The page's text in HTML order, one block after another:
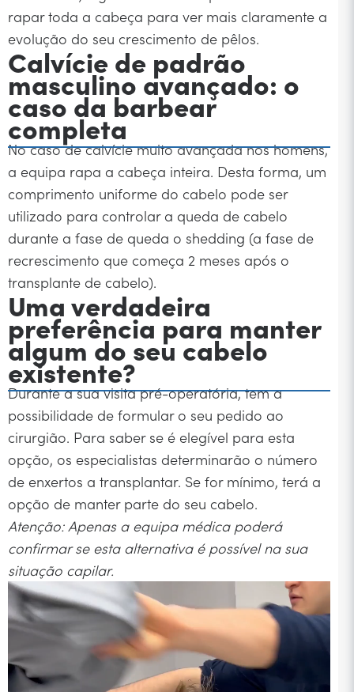
rapar toda a cabeça para ver mais claramente a
evolução do seu crescimento de pêlos.
Calvície de padrão
masculino avançado: o
caso da barbear
completa
No caso de calvície muito avançada nos homens,
a equipa rapa a cabeça inteira. Desta forma, um
comprimento uniforme do cabelo pode ser
utilizado para controlar a queda de cabelo
durante a fase de queda o shedding (a fase de
recrescimento que começa 2 meses após o
transplante de cabelo).
Uma verdadeira
preferência para manter
algum do seu cabelo
existente?
Durante a sua visita pré-operatória, tem a
possibilidade de formular o seu pedido ao
cirurgião. Para saber se é elegível para esta
opção, os especialistas determinarão o número
de enxertos a transplantar. Se for mínimo, terá a
opção de manter parte do seu cabelo.
Atenção: Apenas a equipa médica poderá
confirmar se esta alternativa é possível na sua
situação capilar.